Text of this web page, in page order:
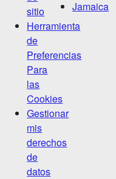
sitio
Herramienta
de
Preferencias
Para
las
Cookies
Gestionar
mis
derechos
de
datos
Jamaica